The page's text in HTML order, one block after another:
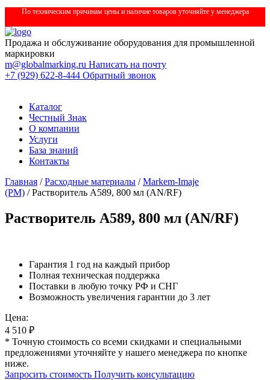
По техническим причинам цены и наличие товаров уточняйте у менеджера
Продажа и обслуживание оборудования для промышленной
маркировки
m@globalmarking.ru Написать на почту
+7 (929) 622-8-444 Обратный звонок
Каталог
Честный Знак
О компании
Услуги
База знаний
Контакты
Главная /Расходные материалы /Markem-Imaje
(РМ) / Растворитель A589, 800 мл (AN/RF)
Растворитель A589, 800 мл (AN/RF)
Гарантия 1 год на каждый прибор
Полная техническая поддержка
Поставки в любую точку РФ и СНГ
Возможность увеличения гарантии до 3 лет
Цена:
4 510 ₽
* Точную стоимость со всеми скидками и специальными
предложениями уточняйте у нашего менеджера по кнопке
ниже.
Запросить стоимость Получить консультацию